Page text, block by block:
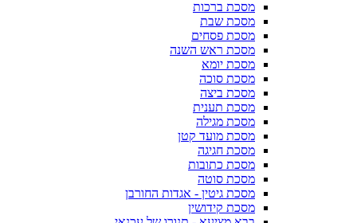
מסכת ברכות
מסכת שבת
מסכת פסחים
מסכת ראש השנה
מסכת יומא
מסכת סוכה
מסכת ביצה
מסכת תענית
מסכת מגילה
מסכת מועד קטן
מסכת חגיגה
מסכת כתובות
מסכת סוטה
מסכת גיטין - אגדות החורבן
מסכת קידושין